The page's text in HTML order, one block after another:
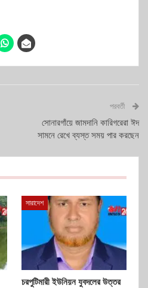
পরবর্তী
সোনারগাঁয়ে জামদানি কারিগরেরা ঈদ
সামনে রেখে ব্যস্ত সময় পার করছেন
সারাদেশ
চরপুটিমারী ইউনিয়ন যুবদলের উত্তর